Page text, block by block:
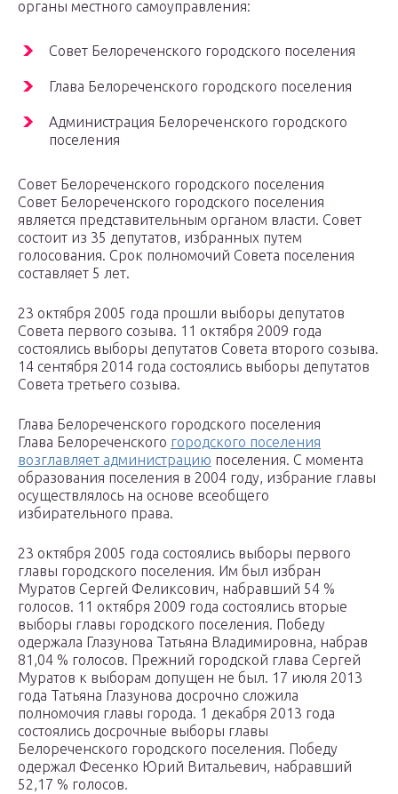
органы местного самоуправления:
Совет Белореченского городского поселения
Глава Белореченского городского поселения
Администрация Белореченского городского
поселения
Совет Белореченского городского поселения
Совет Белореченского городского поселения
является представительным органом власти. Совет
состоит из 35 депутатов, избранных путем
голосования. Срок полномочий Совета поселения
составляет 5 лет.
23 октября 2005 года прошли выборы депутатов
Совета первого созыва. 11 октября 2009 года
состоялись выборы депутатов Совета второго созыва.
14 сентября 2014 года состоялись выборы депутатов
Совета третьего созыва.
Глава Белореченского городского поселения
Глава Белореченского городского поселения
возглавляет администрацию поселения. С момента
образования поселения в 2004 году, избрание главы
осуществлялось на основе всеобщего
избирательного права.
23 октября 2005 года состоялись выборы первого
главы городского поселения. Им был избран
Муратов Сергей Феликсович, набравший 54 %
голосов. 11 октября 2009 года состоялись вторые
выборы главы городского поселения. Победу
одержала Глазунова Татьяна Владимировна, набрав
81,04 % голосов. Прежний городской глава Сергей
Муратов к выборам допущен не был. 17 июля 2013
года Татьяна Глазунова досрочно сложила
полномочия главы города. 1 декабря 2013 года
состоялись досрочные выборы главы
Белореченского городского поселения. Победу
одержал Фесенко Юрий Витальевич, набравший
52,17 % голосов.